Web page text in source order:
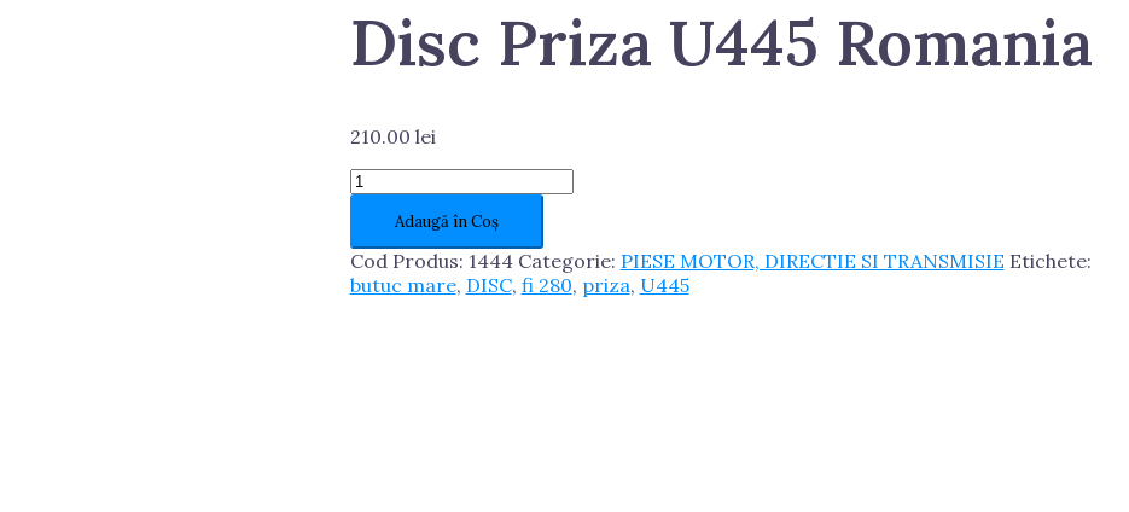
Disc Priza U445 Romania
210.00 lei
Cantitate
Disc
Priza
U445
Romania
Adaugă în Coș
Cod Produs: 1444 Categorie: PIESE MOTOR, DIRECTIE SI TRANSMISIE Etichete:
butuc mare, DISC, fi 280, priza, U445